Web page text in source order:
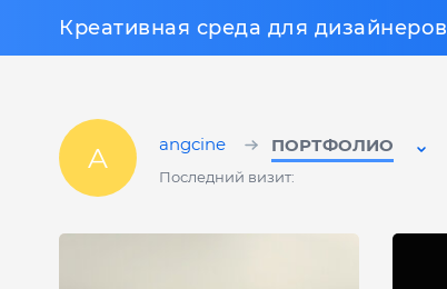
Креативная среда для дизайнеров
angcine
Последний визит:
ПОРТФОЛИО